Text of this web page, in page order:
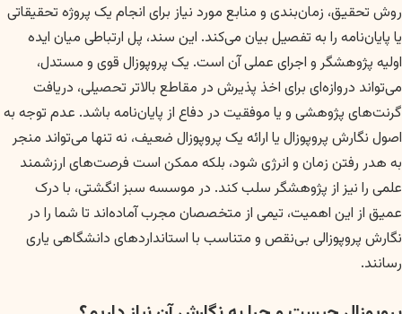
روش تحقیق، زمان‌بندی و منابع مورد نیاز برای انجام یک پروژه تحقیقاتی
یا پایان‌نامه را به تفصیل بیان می‌کند. این سند، پل ارتباطی میان ایده
اولیه پژوهشگر و اجرای عملی آن است. یک پروپوزال قوی و مستدل،
می‌تواند دروازه‌ای برای اخذ پذیرش در مقاطع بالاتر تحصیلی، دریافت
گرنت‌های پژوهشی و یا موفقیت در دفاع از پایان‌نامه باشد. عدم توجه به
اصول نگارش پروپوزال یا ارائه یک پروپوزال ضعیف، نه تنها می‌تواند منجر
به هدر رفتن زمان و انرژی شود، بلکه ممکن است فرصت‌های ارزشمند
علمی را نیز از پژوهشگر سلب کند. در موسسه سبز انگشتی، با درک
عمیق از این اهمیت، تیمی از متخصصان مجرب آماده‌اند تا شما را در
نگارش پروپوزالی بی‌نقص و متناسب با استانداردهای دانشگاهی یاری
رسانند.